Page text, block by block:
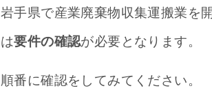
岩手県で産業廃棄物収集運搬業を
は要件の確認が必要となります。
順番に確認をしてみてください。